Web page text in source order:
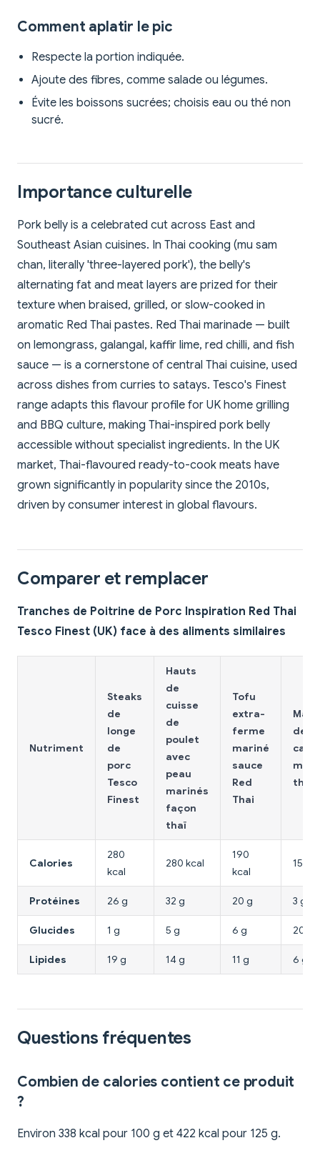
Comment aplatir le pic
Respecte la portion indiquée.
Ajoute des fibres, comme salade ou légumes.
Évite les boissons sucrées; choisis eau ou thé non
sucré.
Importance culturelle
Pork belly is a celebrated cut across East and
Southeast Asian cuisines. In Thai cooking (mu sam
chan, literally 'three-layered pork'), the belly's
alternating fat and meat layers are prized for their
texture when braised, grilled, or slow-cooked in
aromatic Red Thai pastes. Red Thai marinade — built
on lemongrass, galangal, kaffir lime, red chilli, and fish
sauce — is a cornerstone of central Thai cuisine, used
across dishes from curries to satays. Tesco's Finest
range adapts this flavour profile for UK home grilling
and BBQ culture, making Thai-inspired pork belly
accessible without specialist ingredients. In the UK
market, Thai-flavoured ready-to-cook meats have
grown significantly in popularity since the 2010s,
driven by consumer interest in global flavours.
Comparer et remplacer
Tranches de Poitrine de Porc Inspiration Red Thai
Tesco Finest (UK) face à des aliments similaires
Nutriment
Steaks
de
longe
de
porc
Tesco
Finest
Hauts
de
cuisse
de
poulet
avec
peau
marinés
façon
thaï
Tofu
extra-
ferme
mariné
sauce
Red
Thai
de
thaï
Calories
280
kcal
280 kcal
190
kcal
150
Protéines 26 g 32 g 20 g 3 g
Glucides 1 g 5 g 6 g 20 g
Lipides 19 g 14 g 11 g 6 g
Questions fréquentes
Combien de calories contient ce produit
?
Environ 338 kcal pour 100 g et 422 kcal pour 125 g.